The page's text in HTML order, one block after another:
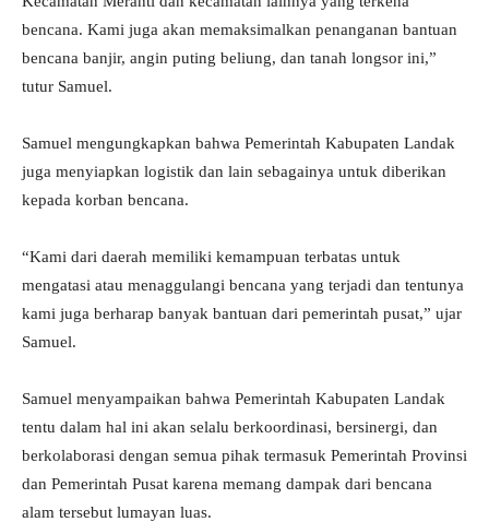
bencana. Kami juga akan memaksimalkan penanganan bantuan
bencana banjir, angin puting beliung, dan tanah longsor ini,”
tutur Samuel.
Samuel mengungkapkan bahwa Pemerintah Kabupaten Landak
juga menyiapkan logistik dan lain sebagainya untuk diberikan
kepada korban bencana.
“Kami dari daerah memiliki kemampuan terbatas untuk
mengatasi atau menaggulangi bencana yang terjadi dan tentunya
kami juga berharap banyak bantuan dari pemerintah pusat,” ujar
Samuel.
Samuel menyampaikan bahwa Pemerintah Kabupaten Landak
tentu dalam hal ini akan selalu berkoordinasi, bersinergi, dan
berkolaborasi dengan semua pihak termasuk Pemerintah Provinsi
dan Pemerintah Pusat karena memang dampak dari bencana
alam tersebut lumayan luas.